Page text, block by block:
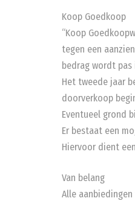
Koop Goedkoop
“Koop
tegen een
bedrag wordt
Het tweede jaar
doorverkoop
Eventueel grond
Er bestaat een
Hiervoor dient
Van belang
Alle